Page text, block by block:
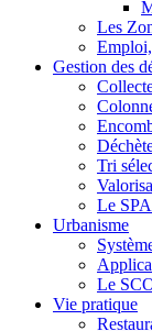
Les
Gestion des
Tri
Le
Urbanisme
Le
Vie pratique